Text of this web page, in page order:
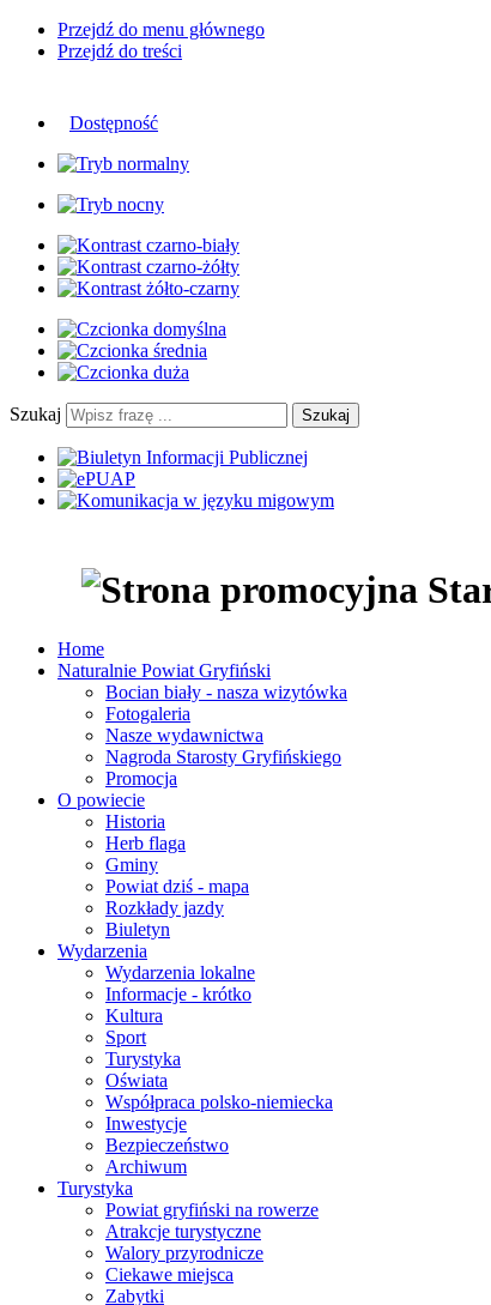
Przejdź do menu głównego
Przejdź do treści
Dostępność
Szukaj Szukaj
Home
Naturalnie Powiat Gryfiński
Bocian biały - nasza wizytówka
Fotogaleria
Nasze wydawnictwa
Nagroda Starosty Gryfińskiego
Promocja
O powiecie
Historia
Herb flaga
Gminy
Powiat dziś - mapa
Rozkłady jazdy
Biuletyn
Wydarzenia
Wydarzenia lokalne
Informacje - krótko
Kultura
Sport
Turystyka
Oświata
Współpraca polsko-niemiecka
Inwestycje
Bezpieczeństwo
Archiwum
Turystyka
Powiat gryfiński na rowerze
Atrakcje turystyczne
Walory przyrodnicze
Ciekawe miejsca
Zabytki